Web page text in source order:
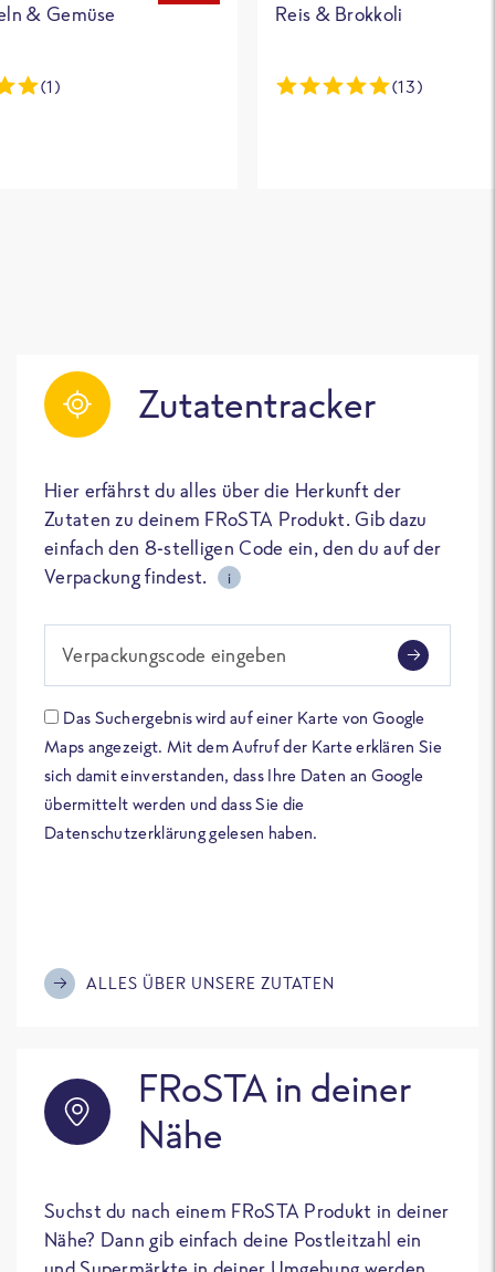
& Gemüse
(1)
Reis & Brokkoli
(13)
Zutatentracker
Hier erfährst du alles über die Herkunft der
Zutaten zu deinem FRoSTA Produkt. Gib dazu
einfach den 8-stelligen Code ein, den du auf der
Verpackung findest.
i
Verpackungscode eingeben
Das Suchergebnis wird auf einer Karte von Google
Maps angezeigt. Mit dem Aufruf der Karte erklären Sie
sich damit einverstanden, dass Ihre Daten an Google
übermittelt werden und dass Sie die
Datenschutzerklärung gelesen haben.
ALLES ÜBER UNSERE ZUTATEN
FRoSTA in deiner
Nähe
Suchst du nach einem FRoSTA Produkt in deiner
Nähe? Dann gib einfach deine Postleitzahl ein